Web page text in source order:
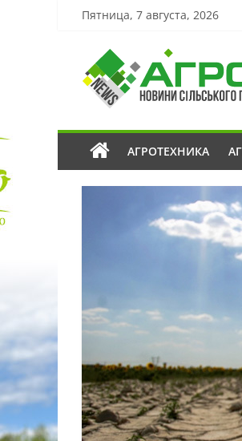
Пятница, 7 августа, 2026
АГРОТЕХНИКА